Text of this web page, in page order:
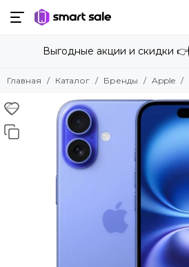
Назад
Бренды
Amazon
Apple
Bose
Выгодные акции и скидки 👉
Главная Каталог Бренды Apple